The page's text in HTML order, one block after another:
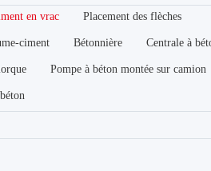
en vrac Placement des flèches
ciment Bétonnière Centrale à
Pompe à béton montée sur camion